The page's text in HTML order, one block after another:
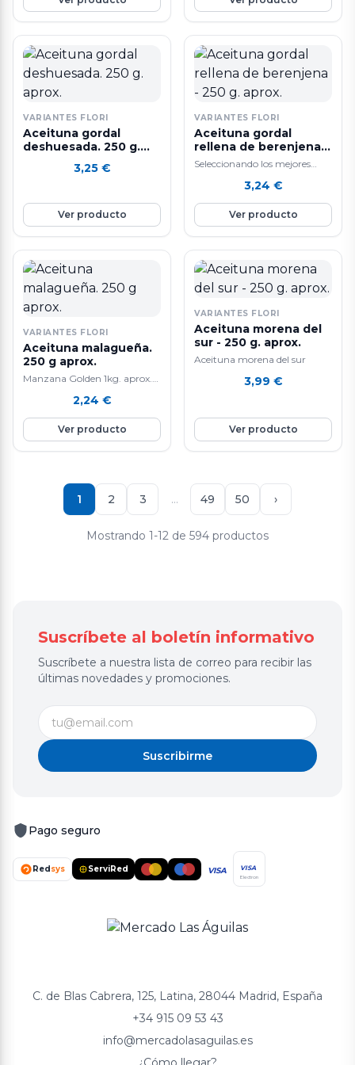
VARIANTES FLORI
Aceituna gordal
deshuesada. 250 g.
3,25 €
Ver producto
VARIANTES FLORI
Aceituna gordal
rellena de berenjena -
250 g. aprox.
Seleccionando los mejores
sistema de elaboración diaria
que hacen que nuestras…
3,24 €
Ver producto
VARIANTES FLORI
Aceituna malagueña.
250 g aprox.
Manzana Golden 1kg. aprox.
fruta nutritiva e hidratante ya
que está compuesta por agua
en un 85%, aporta vitamina E
y C, rica en fibra y en potasio.
intestinal. Ayuda a controlar
el colesterol.
2,24 €
Ver producto
VARIANTES FLORI
Aceituna morena del
sur - 250 g. aprox.
Aceituna morena del sur
3,99 €
Ver producto
1 2 3 … 49 50 ›
Mostrando 1-12 de 594 productos
Suscríbete al boletín informativo
Suscríbete a nuestra lista de correo para recibir las
últimas novedades y promociones.
Suscribirme
Pago seguro
Redsys ServiRed VISA VISA
Electron
C. de Blas Cabrera, 125, Latina, 28044 Madrid, España
+34 915 09 53 43
info@mercadolasaguilas.es